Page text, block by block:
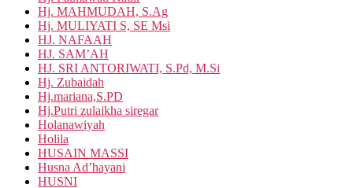
Hj. MAHMUDAH, S.Ag
Hj. MULIYATI S, SE Msi
HJ. NAFAAH
HJ. SAM’AH
HJ. SRI ANTORIWATI, S.Pd, M.Si
Hj. Zubaidah
Hj.mariana,S.PD
Hj.Putri zulaikha siregar
Holanawiyah
Holila
HUSAIN MASSI
Husna Ad’hayani
HUSNI